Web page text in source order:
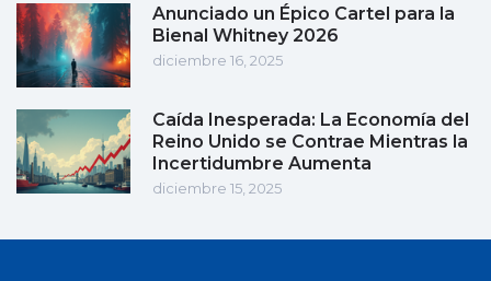
Anunciado un Épico Cartel para la
Bienal Whitney 2026
diciembre 16, 2025
Caída Inesperada: La Economía del
Reino Unido se Contrae Mientras la
Incertidumbre Aumenta
diciembre 15, 2025